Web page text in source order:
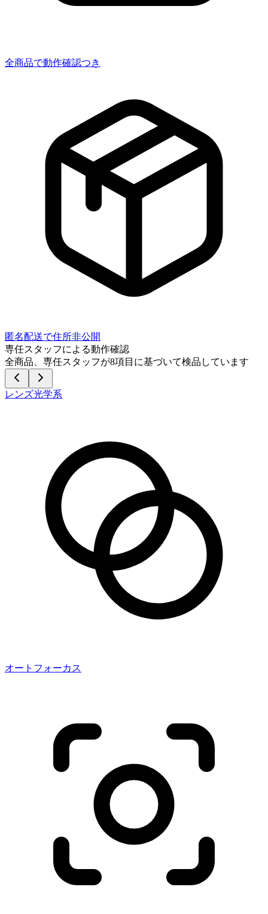
全商品で動作確認つき
匿名配送で住所非公開
専任スタッフによる動作確認
全商品、専任スタッフが8項目に基づいて検品しています
レンズ光学系
オートフォーカス